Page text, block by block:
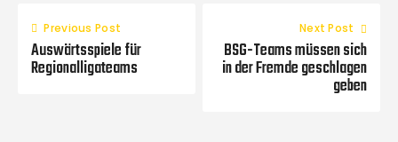
Previous Post
Auswärtsspiele für
Regionalligateams
Next Post
BSG-Teams müssen sich
in der Fremde geschlagen
geben